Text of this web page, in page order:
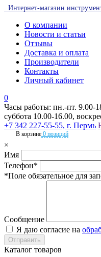
Интернет-магазин
О компании
Новости и статьи
Отзывы
Доставка и оплата
Производители
Контакты
Личный кабинет
0
Часы работы: пн.-пт. 9.00-
суббота 10.00-16.00,
+7 342 227-55-55, г. Пермь
В корзине 0 позиций
×
Имя
Телефон*
*Поле обязательное для
Сообщение
Я даю согласие на
Каталог товаров